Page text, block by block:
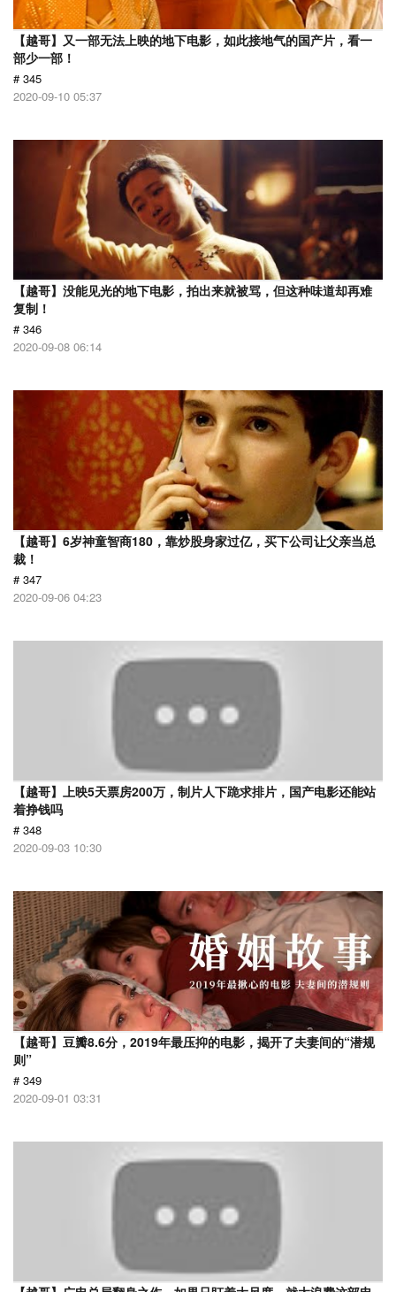
【越哥】又一部无法上映的地下电影，如此接地气的国产片，看一
部少一部！
# 345
2020-09-10 05:37
【越哥】没能见光的地下电影，拍出来就被骂，但这种味道却再难
复制！
# 346
2020-09-08 06:14
【越哥】6岁神童智商180，靠炒股身家过亿，买下公司让父亲当总
裁！
# 347
2020-09-06 04:23
【越哥】上映5天票房200万，制片人下跪求排片，国产电影还能站
着挣钱吗
# 348
2020-09-03 10:30
【越哥】豆瓣8.6分，2019年最压抑的电影，揭开了夫妻间的“潜规
则”
# 349
2020-09-01 03:31